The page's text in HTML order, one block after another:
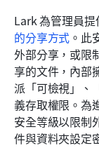
Lark 為管理員
的分享方式 。此
外部分享，或限
享的文件，內部
派「可檢視」、
義存取權限。為
安全等級以限制
件與資料夾設定